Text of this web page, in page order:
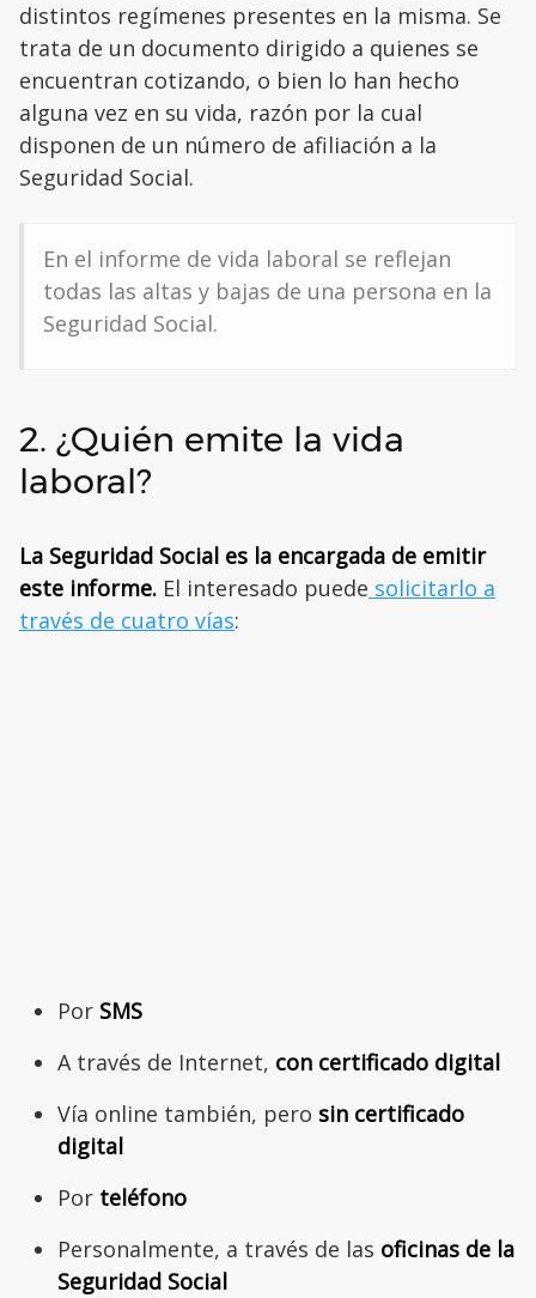
distintos regímenes presentes en la misma. Se
trata de un documento dirigido a quienes se
encuentran cotizando, o bien lo han hecho
alguna vez en su vida, razón por la cual
disponen de un número de afiliación a la
Seguridad Social.
En el informe de vida laboral se reflejan
todas las altas y bajas de una persona en la
Seguridad Social.
2. ¿Quién emite la vida
laboral?
La Seguridad Social es la encargada de emitir
este informe. El interesado puede solicitarlo a
través de cuatro vías:
Por SMS
A través de Internet, con certificado digital
Vía online también, pero sin certificado
digital
Por teléfono
Personalmente, a través de las oficinas de la
Seguridad Social